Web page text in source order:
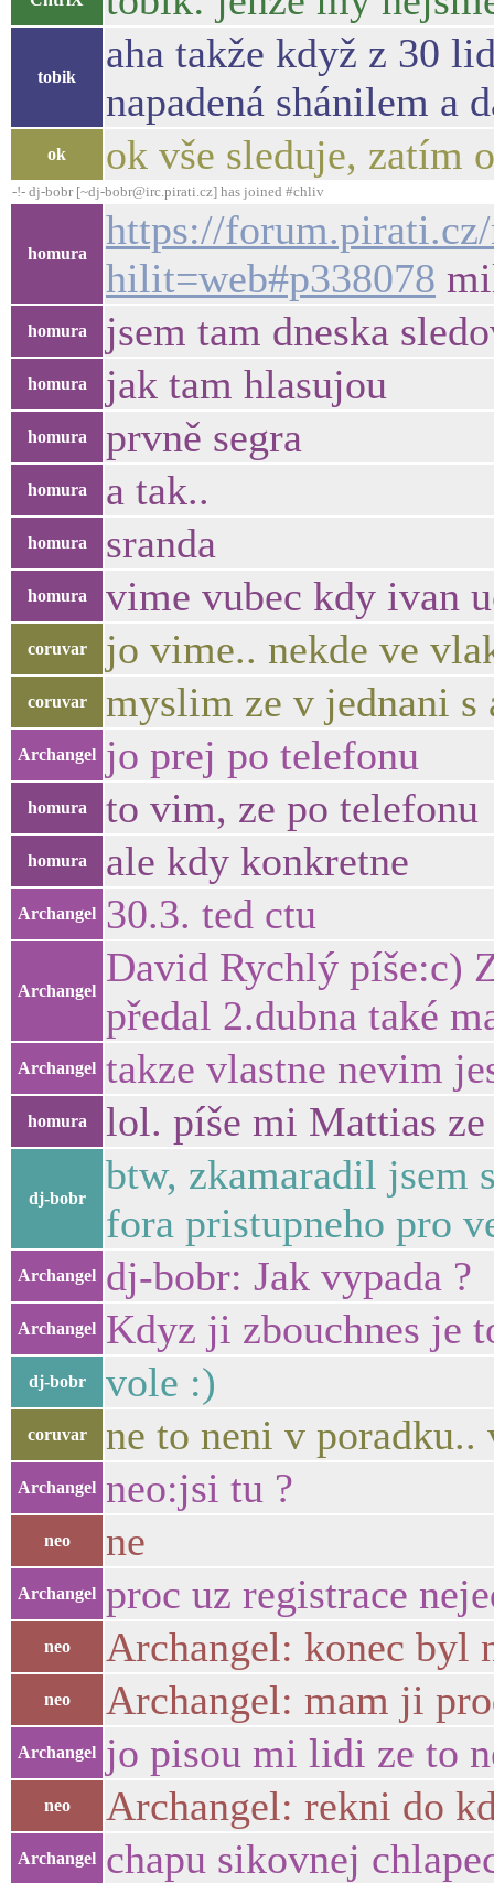
tobik
aha takže když z 30
napadená shánilem a
ok ok vše sleduje, zatím
-!- dj-bobr [~dj-bobr@irc.pirati.cz] has joined #chliv
homura
https://
hilit=web#p338078
homura jsem tam dneska
homura jak tam hlasujou
homura prvně segra
homura a tak..
homura sranda
homura vime vubec kdy ivan
coruvar jo vime.. nekde ve
coruvar myslim ze v jednani s
Archangel jo prej po telefonu
homura to vim, ze po telefonu
homura ale kdy konkretne
Archangel 30.3. ted ctu
Archangel
David Rychlý píše:c)
předal 2.dubna také
Archangel takze vlastne nevim
homura lol. píše mi Mattias ze
dj-bobr
btw, zkamaradil jsem
fora pristupneho pro
Archangel dj-bobr: Jak vypada ?
Archangel Kdyz ji zbouchnes je
dj-bobr vole :)
coruvar ne to neni v
Archangel neo:jsi tu ?
neo ne
Archangel proc uz registrace
neo Archangel: konec byl
neo Archangel: mam ji
Archangel jo pisou mi lidi ze to
neo Archangel: rekni do
Archangel chapu sikovnej